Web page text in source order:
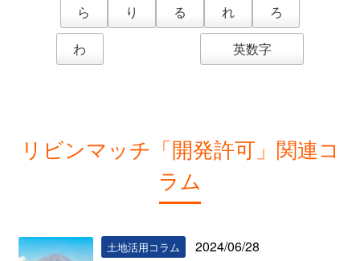
ら
り る れ
ろ
わ
英数字
リビンマッチ「開発許可」関連コ
ラム
土地活用コラム 2024/06/28